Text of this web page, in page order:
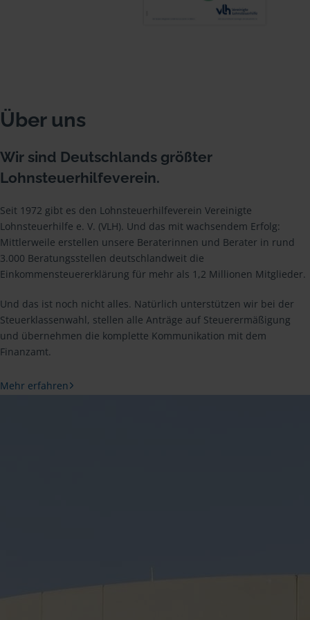
Über uns
Wir sind Deutschlands größter
Lohnsteuerhilfeverein.
Seit 1972 gibt es den Lohnsteuerhilfeverein Vereinigte
Lohnsteuerhilfe e. V. (VLH). Und das mit wachsendem Erfolg:
Mittlerweile erstellen unsere Beraterinnen und Berater in rund
3.000 Beratungsstellen deutschlandweit die
Einkommensteuererklärung für mehr als 1,2 Millionen Mitglieder.
Und das ist noch nicht alles. Natürlich unterstützen wir bei der
Steuerklassenwahl, stellen alle Anträge auf Steuerermäßigung
und übernehmen die komplette Kommunikation mit dem
Finanzamt.
Mehr erfahren